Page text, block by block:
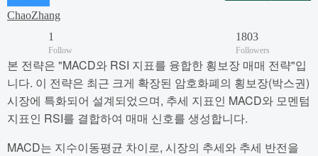
ChaoZhang
1
Follow
1803
Followers
본 전략은 "MACD와 RSI 지표를 융합한 횡보장 매매 전략"입
니다. 이 전략은 최근 크게 확장된 암호화폐의 횡보장(박스권)
시장에 특화되어 설계되었으며, 추세 지표인 MACD와 모멘텀
지표인 RSI를 결합하여 매매 신호를 생성합니다.
MACD는 지수이동평균 차이로, 시장의 추세와 추세 반전을